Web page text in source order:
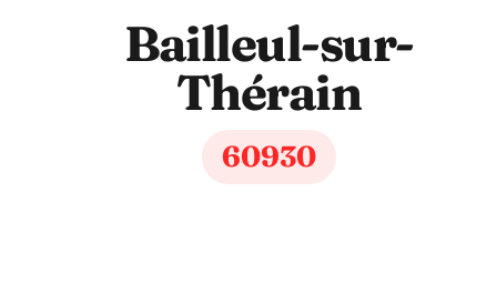
Bailleul-sur-
Thérain
60930